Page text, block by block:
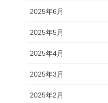
2025年6月
2025年5月
2025年4月
2025年3月
2025年2月